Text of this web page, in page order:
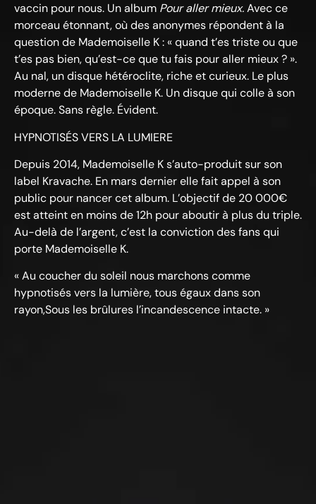
vaccin pour nous. Un album Pour aller mieux.Avec ce
morceau étonnant, où des anonymes répondent à la
question de Mademoiselle K : « quand t’es triste ou que
t’es pas bien, qu’est-ce que tu fais pour aller mieux ? ».
Au nal, un disque hétéroclite, riche et curieux. Le plus
moderne de Mademoiselle K. Un disque qui colle à son
époque. Sans règle. Évident.
HYPNOTISÉS VERS LA LUMIERE
Depuis 2014, Mademoiselle K s’auto-produit sur son
label Kravache. En mars dernier elle fait appel à son
public pour nancer cet album. L’objectif de 20 000€
est atteint en moins de 12h pour aboutir à plus du triple.
Au-delà de l’argent, c’est la conviction des fans qui
porte Mademoiselle K.
« Au coucher du soleil nous marchons comme
hypnotisés vers la lumière, tous égaux dans son
rayon,Sous les brûlures l’incandescence intacte. »